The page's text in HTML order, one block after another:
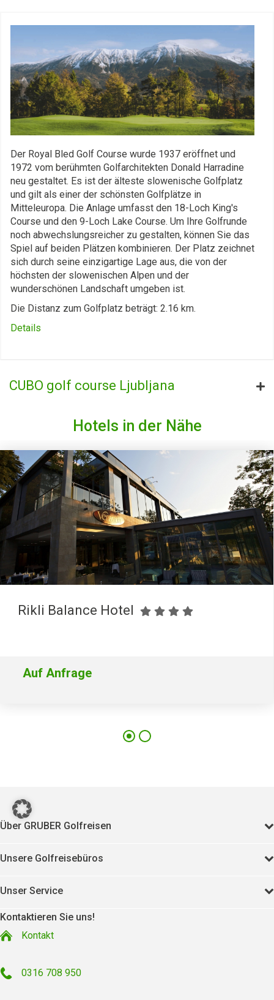
Der Royal Bled Golf Course wurde 1937 eröffnet und
1972 vom berühmten Golfarchitekten Donald Harradine
neu gestaltet. Es ist der älteste slowenische Golfplatz
und gilt als einer der schönsten Golfplätze in
Mitteleuropa. Die Anlage umfasst den 18-Loch King's
Course und den 9-Loch Lake Course. Um Ihre Golfrunde
noch abwechslungsreicher zu gestalten, können Sie das
Spiel auf beiden Plätzen kombinieren. Der Platz zeichnet
sich durch seine einzigartige Lage aus, die von der
höchsten der slowenischen Alpen und der
wunderschönen Landschaft umgeben ist.
Die Distanz zum Golfplatz beträgt: 2.16 km.
Details
CUBO golf course Ljubljana
Hotels in der Nähe
Rikli Balance Hotel
Auf Anfrage
Über GRUBER Golfreisen
Unsere Golfreisebüros
Unser Service
Kontaktieren Sie uns!
Kontakt
0316 708 950